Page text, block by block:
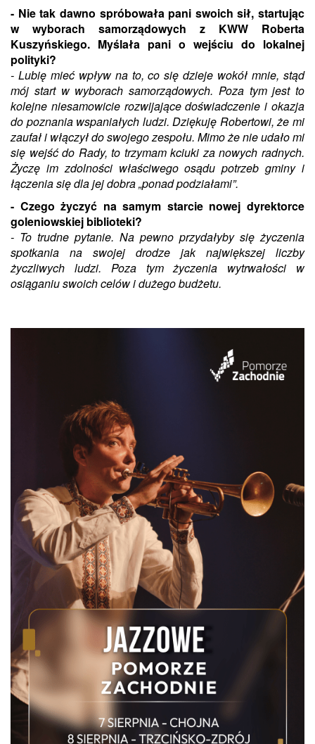
- Nie tak dawno spróbowała pani swoich sił, startując
w wyborach samorządowych z KWW Roberta
Kuszyńskiego. Myślała pani o wejściu do lokalnej
polityki?
- Lubię mieć wpływ na to, co się dzieje wokół mnie, stąd
mój start w wyborach samorządowych. Poza tym jest to
kolejne niesamowicie rozwijające doświadczenie i okazja
do poznania wspaniałych ludzi. Dziękuję Robertowi, że mi
zaufał i włączył do swojego zespołu. Mimo że nie udało mi
się wejść do Rady, to trzymam kciuki za nowych radnych.
Życzę im zdolności właściwego osądu potrzeb gminy i
łączenia się dla jej dobra „ponad podziałami”.
- Czego życzyć na samym starcie nowej dyrektorce
goleniowskiej biblioteki?
- To trudne pytanie. Na pewno przydałyby się życzenia
spotkania na swojej drodze jak największej liczby
życzliwych ludzi. Poza tym życzenia wytrwałości w
osiąganiu swoich celów i dużego budżetu.